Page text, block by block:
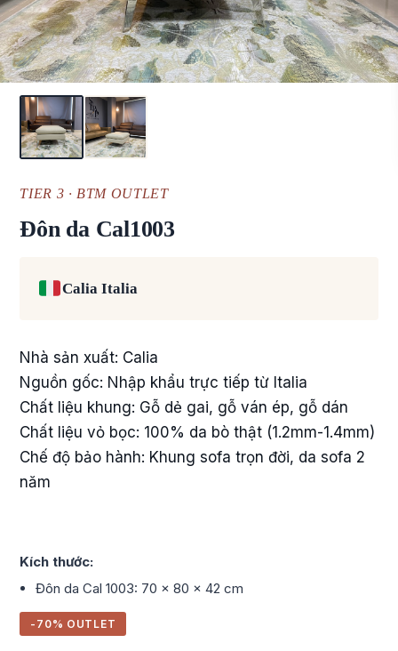
TIER 3 · BTM OUTLET
Đôn da Cal1003
Calia Italia
Nhà sản xuất: Calia
Nguồn gốc: Nhập khẩu trực tiếp từ Italia
Chất liệu khung: Gỗ dẻ gai, gỗ ván ép, gỗ dán
Chất liệu vỏ bọc: 100% da bò thật (1.2mm-1.4mm)
Chế độ bảo hành: Khung sofa trọn đời, da sofa 2
năm
Kích thước:
Đôn da Cal 1003: 70 x 80 x 42 cm
-70% OUTLET